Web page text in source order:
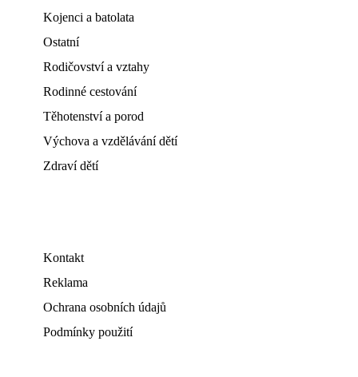
Kojenci a batolata
Ostatní
Rodičovství a vztahy
Rodinné cestování
Těhotenství a porod
Výchova a vzdělávání dětí
Zdraví dětí
Kontakt
Reklama
Ochrana osobních údajů
Podmínky použití